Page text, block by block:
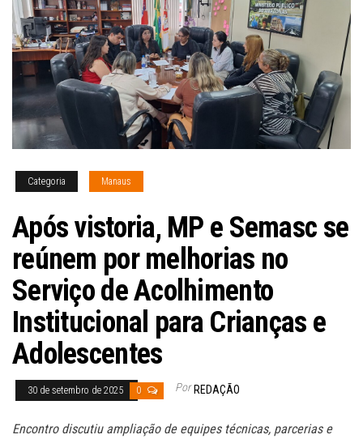
Categoria Manaus
Após vistoria, MP e Semasc se
reúnem por melhorias no
Serviço de Acolhimento
Institucional para Crianças e
Adolescentes
30 de setembro de 2025 0 Por REDAÇÃO
Encontro discutiu ampliação de equipes técnicas, parcerias e